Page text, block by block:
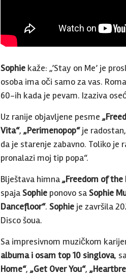
Sophie kaže: „’Stay on Me’ je
osoba ima oči samo za vas.
60-ih kada je pevam. Izaziva
Uz ranije objavljene pesme
Vita“, „Perimenopop“je
da je starenje zabavno. Toliko je
pronalazi moj tip popa“.
Blještava himna„Freedom of the
spajaSophie ponovo saSophie
Dancefloor“. Sophie je završila
Disco šoua.
Sa impresivnom muzičkom
albuma i osam top 10 singlova,
Home“, „Get Over You“,